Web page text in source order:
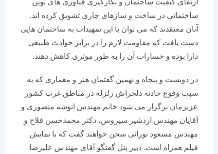
ارتقای کیفیت ساختمان و بکارگیری فناوری های نوین
ساختمانی در ساخت و سازهای جاری تشویق کرده اند.
آنان معتقدند که می توان با این تمهیدات به ساختمان هایی
دست یافت که مقاومت لازم را در برابر حوادث طبیعی
دارا بوده و خسارات آن را به طور موثری کاهش دهند.
در دویست و پنجاه و نهمین گفتمان هنر و معماری که به
سبب وقوع حادثه دلخراش زلزله در مناطق غرب کشور
عزیزمان برگزار می شود خانم مهندس انوشه منصوری و
آقایان مهندس اردشیر سیروس، دکتر محمدحسن فلاح و
مهندس مسعود نورانی سخن خواهند گفت که با نمایش
فیلم همراه است. دبیر پنل گفتگو آقای مهندس علیرضا